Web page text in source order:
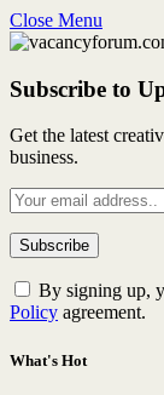
Close Menu
Subscribe to
Get the latest
business.
By signing up,
Policy agreement.
What's Hot